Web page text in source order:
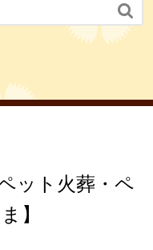

ット火葬・ペ
】